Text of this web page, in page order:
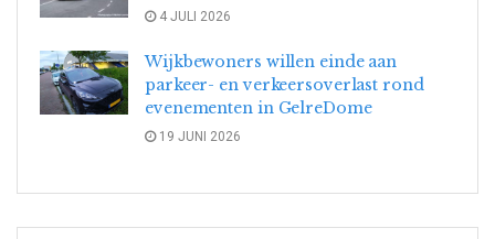
4 JULI 2026
Wijkbewoners willen einde aan
parkeer- en verkeersoverlast rond
evenementen in GelreDome
19 JUNI 2026